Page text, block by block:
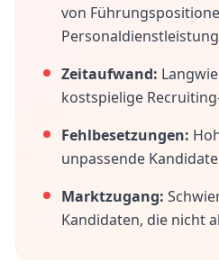
von
Personaldienstleistung
Zeitaufwand:
kostspielige
Fehlbesetzungen:
unpassende
Marktzugang:
Kandidaten, die nicht